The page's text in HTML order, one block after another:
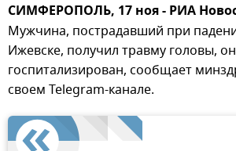
СИМФЕРОПОЛЬ, 17 ноя - РИА
Мужчина, пострадавший при
Ижевске, получил травму головы, он
госпитализирован, сообщает
своем Telegram-канале.